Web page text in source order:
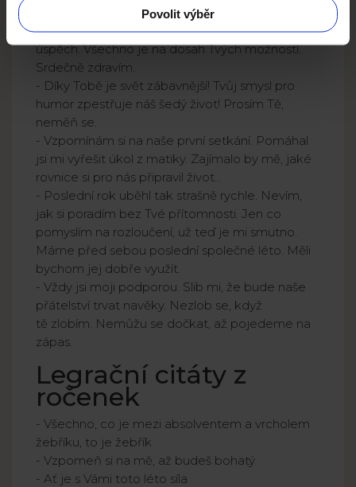
Povolit výběr
- Tento rok jsem s potěšením sledoval Tvůj
rozvoj. Máš všechno, abys měl v životě velký
úspěch. Všechno je na dosah Tvých možností.
Srdečně zdravím.
- Díky Tobě je svět zábavnější! Tvůj smysl pro
humor zpestřuje náš šedý život! Prosím Tě,
neměň se.
- Vzpomínám si na naše první setkání. Pomáhal
jsi mi vyřešit úkol z matiky. Zajímalo by mě, jaké
rovnice si pro nás připravil život…
- Poslední rok uběhl tak strašně rychle. Nevím,
jak si poradím bez Tvé přítomnosti. Jen co
pomyslím na rozloučení, už teď je mi smutno.
Máme před sebou poslední společné léto. Měli
bychom jej dobře využít.
- Vždy jsi moji podporou. Slib mi, že bude naše
přátelství trvat navěky. Nezlob se, když
tě zlobím. Nemůžu se dočkat, až pojedeme na
zápas.
Legrační citáty z
ročenek
- Všechno, co je mezi absolventem a vrcholem
žebříku, to je žebřík
- Vzpomeň si na mě, až budeš bohatý
- Ať je s Vámi toto léto síla